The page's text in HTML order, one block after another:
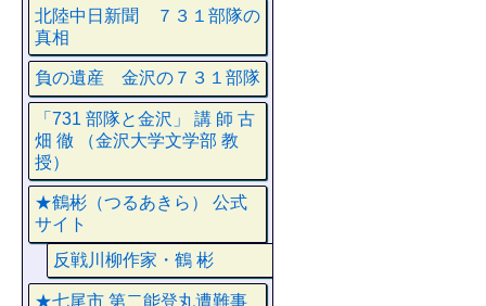
北陸中日新聞 ７３１部隊の
真相
負の遺産 金沢の７３１部隊
「731 部隊と金沢」 講 師 古
畑 徹 （金沢大学文学部 教
授）
★鶴彬（つるあきら） 公式
サイト
反戦川柳作家・鶴 彬
★七尾市 第二能登丸遭難事